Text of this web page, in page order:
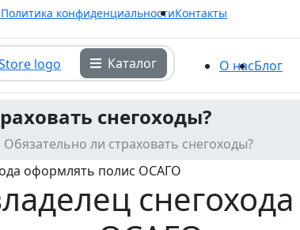
Политика конфиденциальностиКонтакты
Каталог О насБлог
снегоходы?
Обязательно ли страховать снегоходы?
снегохода